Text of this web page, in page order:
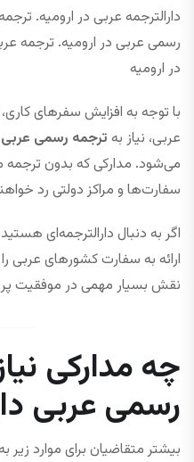
دارالترجمه عربی در ارومیه.
رسمی عربی در ارومیه. ترجمه
در ارومیه
با توجه به افزایش سفرهای
عربی، نیاز به ترجمه رسمی عربی
می‌شود. مدارکی که بدون ترجمه
سفارت‌ها و مراکز دولتی رد
اگر به دنبال دارالترجمه‌ای
ارائه به سفارت کشورهای عربی
نقش بسیار مهمی در موفقیت
چه مدارکی
رسمی عربی
بیشتر متقاضیان برای موارد زیر